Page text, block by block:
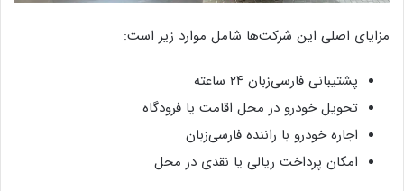
مزایای اصلی این شرکت‌ها شامل موارد زیر است:
پشتیبانی فارسی‌زبان ۲۴ ساعته
تحویل خودرو در محل اقامت یا فرودگاه
اجاره خودرو با راننده فارسی‌زبان
امکان پرداخت ریالی یا نقدی در محل